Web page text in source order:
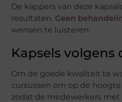
De kappers van deze
resultaten. Geen
wensen te luisteren.
Kapsels
Om de goede kwaliteit te
cursussen om op de
zodat de medewerkers